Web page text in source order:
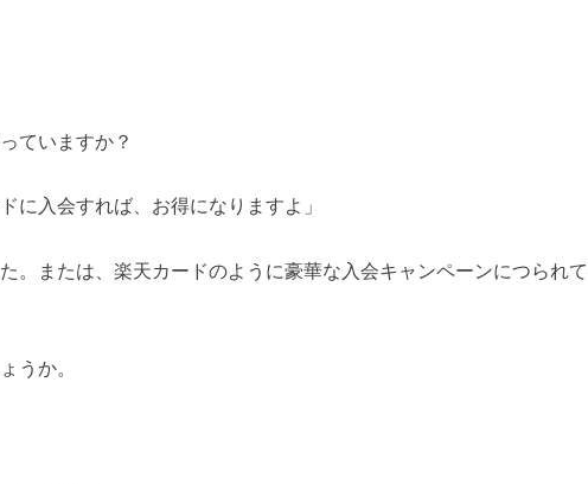
ていますか？
に入会すれば、お得になりますよ」
。または、楽天カードのように豪華な入会キャンペーンにつられて
うか。